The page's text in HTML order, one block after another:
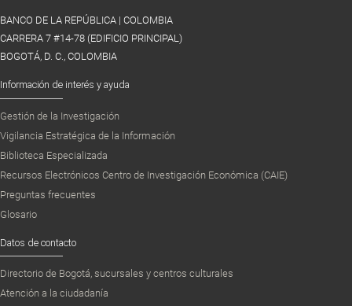
BANCO DE LA REPÚBLICA | COLOMBIA
CARRERA 7 #14-78 (EDIFICIO PRINCIPAL)
BOGOTÁ, D. C., COLOMBIA
Información de interés y ayuda
Gestión de la Investigación
Vigilancia Estratégica de la Información
Biblioteca Especializada
Recursos Electrónicos Centro de Investigación Económica (CAIE)
Preguntas frecuentes
Glosario
Datos de contacto
Directorio de Bogotá, sucursales y centros culturales
Atención a la ciudadanía